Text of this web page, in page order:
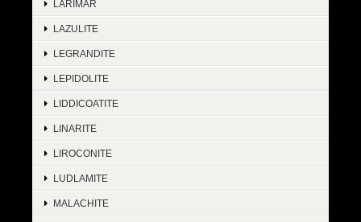
LARIMAR
LAZULITE
LEGRANDITE
LEPIDOLITE
LIDDICOATITE
LINARITE
LIROCONITE
LUDLAMITE
MALACHITE